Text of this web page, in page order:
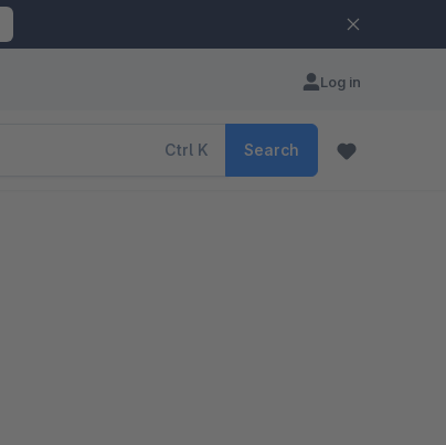
Log in
Ctrl K Search